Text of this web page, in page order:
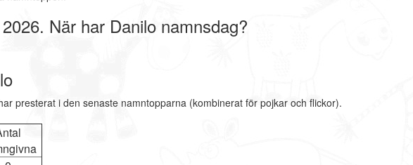
När har Danilo namnsdag?
presterat i den senaste namntopparna (kombinerat för pojkar och flickor).